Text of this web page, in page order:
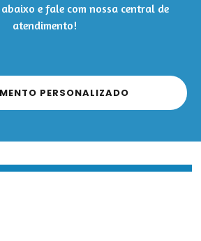
e fale com nossa central de
atendimento!
PERSONALIZADO